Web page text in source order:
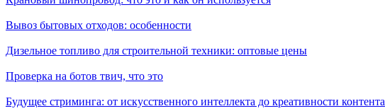
Вывоз бытовых отходов: особенности
Дизельное топливо для строительной техники: оптовые цены
Проверка на ботов твич, что это
Будущее стриминга: от искусственного интеллекта до креативности контента